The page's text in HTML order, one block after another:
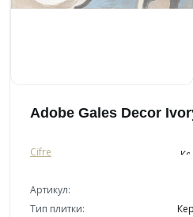
Adobe Gales Decor
Cifre
Артикул:
Тип плитки: